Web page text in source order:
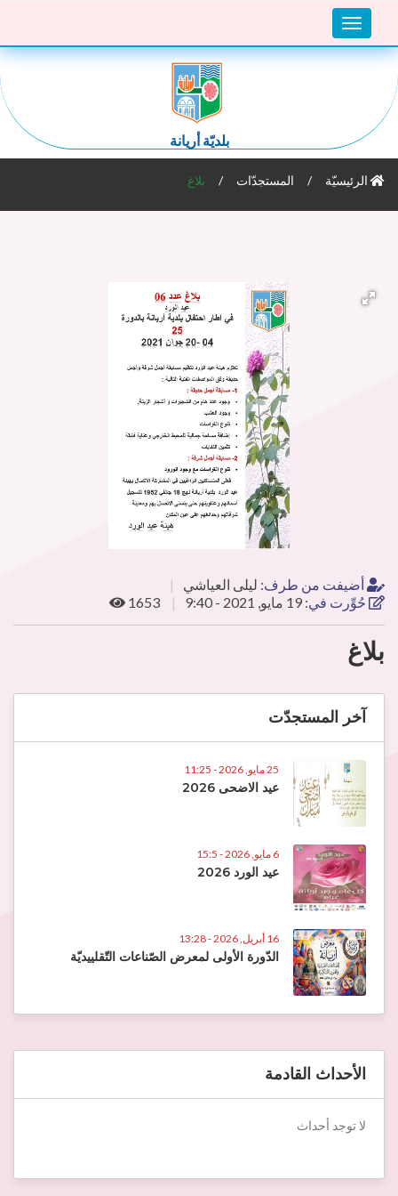
Toggle
navigation
بلديّة أريانة
الرئيسيّة المستجدّات بلاغ
أضيفت من طرف: ليلى العياشي
حُوِّرت في: 19 مايو, 2021 - 9:40 1653
بلاغ
آخر المستجدّت
25 مايو, 2026 - 11:25
عيد الاضحى 2026
6 مايو, 2026 - 15:5
عيد الورد 2026
16 أبريل, 2026 - 13:28
الدّورة الأولى لمعرض الصّناعات التّقلييديّة
الأحداث القادمة
لا توجد أحداث